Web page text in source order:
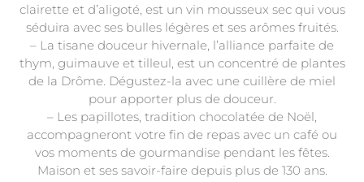
clairette et d’aligoté, est un vin mousseux sec qui vous
séduira avec ses bulles légères et ses arômes fruités.
– La tisane douceur hivernale, l’alliance parfaite de
thym, guimauve et tilleul, est un concentré de plantes
de la Drôme. Dégustez-la avec une cuillère de miel
pour apporter plus de douceur.
– Les papillotes, tradition chocolatée de Noël,
accompagneront votre fin de repas avec un café ou
vos moments de gourmandise pendant les fêtes.
Maison et ses savoir-faire depuis plus de 130 ans.